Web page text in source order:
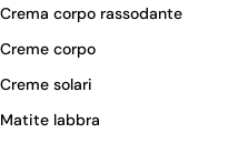
Crema corpo rassodante
Creme corpo
Creme solari
Matite labbra